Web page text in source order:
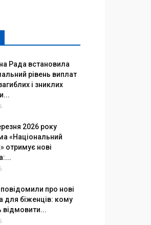
Рада встановила
рівень виплат
і зниклих
2026 року
«Національний
отримує нові
повідомили про нові
для біженців: кому